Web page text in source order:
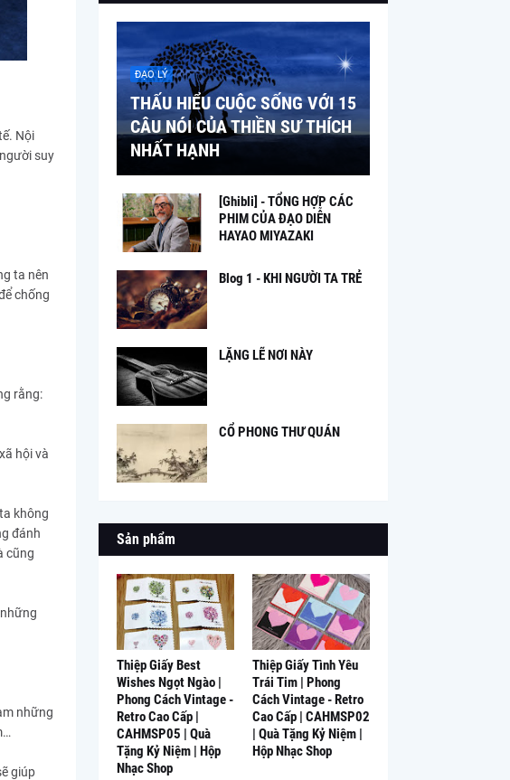
Nội
suy
ta nên
chống
rằng:
hội và
không
đánh
cũng
những
giúp
ĐẠO LÝ
THẤU HIỂU CUỘC SỐNG VỚI 15
CÂU NÓI CỦA THIỀN SƯ THÍCH
NHẤT HẠNH
[Ghibli] - TỔNG HỢP CÁC
PHIM CỦA ĐẠO DIỄN
HAYAO MIYAZAKI
Blog 1 - KHI NGƯỜI TA TRẺ
LẶNG LẼ NƠI NÀY
CỔ PHONG THƯ QUÁN
Sản phẩm
Thiệp Giấy Best
Wishes Ngọt Ngào |
Phong Cách Vintage -
Retro Cao Cấp |
CAHMSP05 | Quà
Tặng Kỷ Niệm | Hộp
Nhạc Shop
Thiệp Giấy Tình Yêu
Trái Tim | Phong
Cách Vintage - Retro
Cao Cấp | CAHMSP02
| Quà Tặng Kỷ Niệm |
Hộp Nhạc Shop